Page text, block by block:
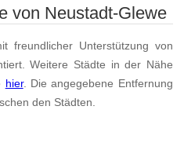
von Neustadt-Glewe
freundlicher Unterstützung von
Weitere Städte in der Nähe
hier. Die angegebene Entfernung
den Städten.